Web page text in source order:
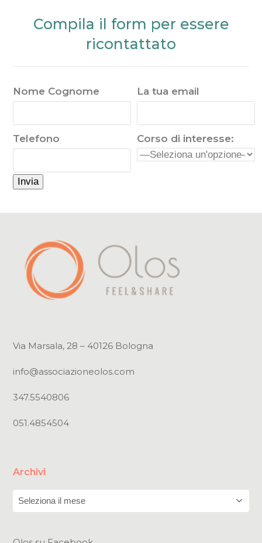
Compila il form per essere
ricontattato
Nome Cognome La tua email
Telefono Corso di interesse:
Via Marsala, 28 – 40126 Bologna
info@associazioneolos.com
347.5540806
051.4854504
Archivi
Archivi